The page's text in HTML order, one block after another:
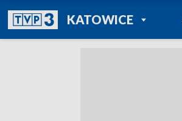
KATOWICEPOWRÓT DO
TVP REGIONY